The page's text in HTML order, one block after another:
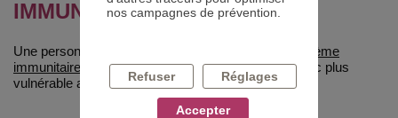
IMMUNODÉPRIMÉ
Une personne est immunodéprimée quand son
système
immunitaire ne fonctionne pas bien et qu'elle est donc plus
vulnérable aux infections.
nos campagnes de prévention.
Refuser Réglages
Accepter